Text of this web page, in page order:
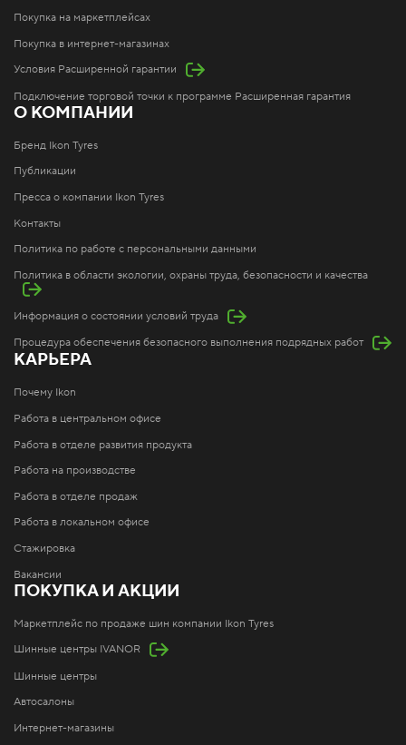
Покупка на маркетплейсах
Покупка в интернет-магазинах
Условия Расширенной гарантии
Подключение торговой точки к программе Расширенная гарантия
О КОМПАНИИ
Бренд Ikon Tyres
Публикации
Пресса о компании Ikon Tyres
Контакты
Политика по работе с персональными данными
Политика в области экологии, охраны труда, безопасности и качества
Информация о состоянии условий труда
Процедура обеспечения безопасного выполнения подрядных работ
КАРЬЕРА
Почему Ikon
Работа в центральном офисе
Работа в отделе развития продукта
Работа на производстве
Работа в отделе продаж
Работа в локальном офисе
Стажировка
Вакансии
ПОКУПКА И АКЦИИ
Маркетплейс по продаже шин компании Ikon Tyres
Шинные центры IVANOR
Шинные центры
Автосалоны
Интернет-магазины